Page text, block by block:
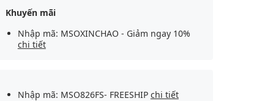
Khuyến mãi
Nhập mã: MSOXINCHAO - Giảm ngay 10%
chi tiết
Nhập mã: MSO826FS- FREESHIP chi tiết